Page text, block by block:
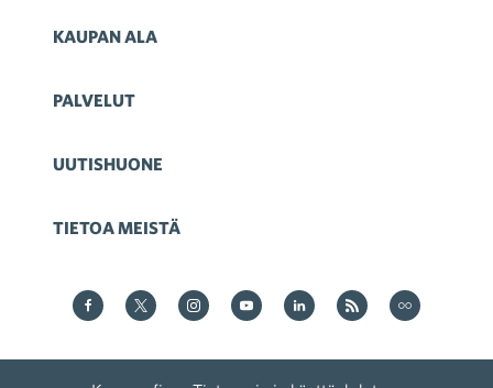
KAUPAN ALA
PALVELUT
UUTISHUONE
TIETOA MEISTÄ
Kauppa Facebookissa
Kauppa Twitterissä
Kauppa on Instagram
Kauppa YouTubesssa
Kauppa LinkedInissä
Kauppa on RSS